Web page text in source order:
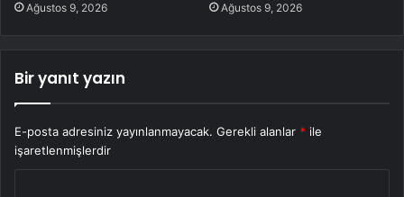
Ağustos 9, 2026 Ağustos 9, 2026
Bir yanıt yazın
E-posta adresiniz yayınlanmayacak. Gerekli alanlar * ile
işaretlenmişlerdir